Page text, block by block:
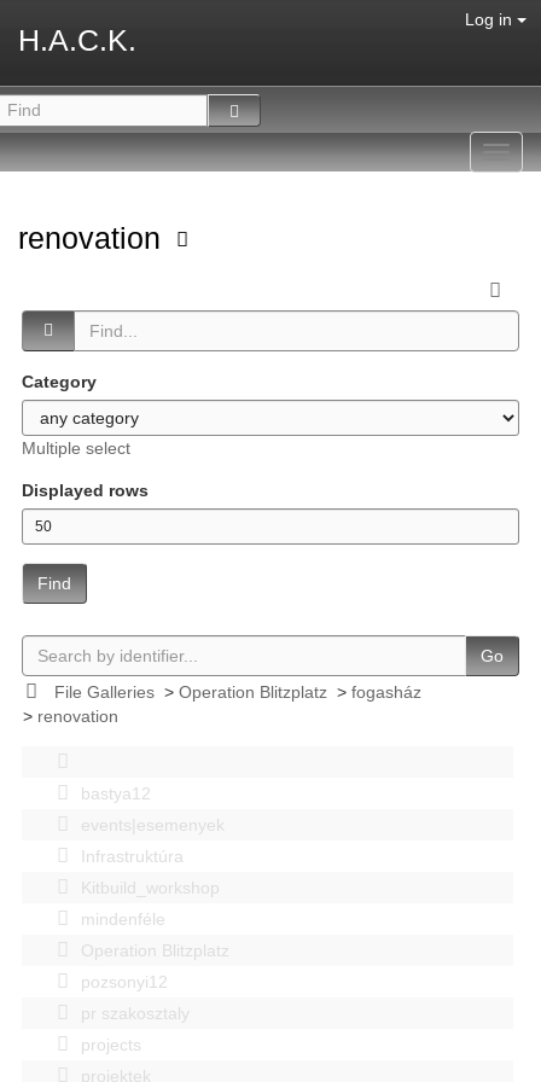
H.A.C.K.
Log in
renovation
Category
Multiple select
Displayed rows
Find
Go
File Galleries> Operation Blitzplatz> fogasház
> renovation
bastya12
events|esemenyek
Infrastruktúra
Kitbuild_workshop
mindenféle
Operation Blitzplatz
pozsonyi12
pr szakosztaly
projects
projektek